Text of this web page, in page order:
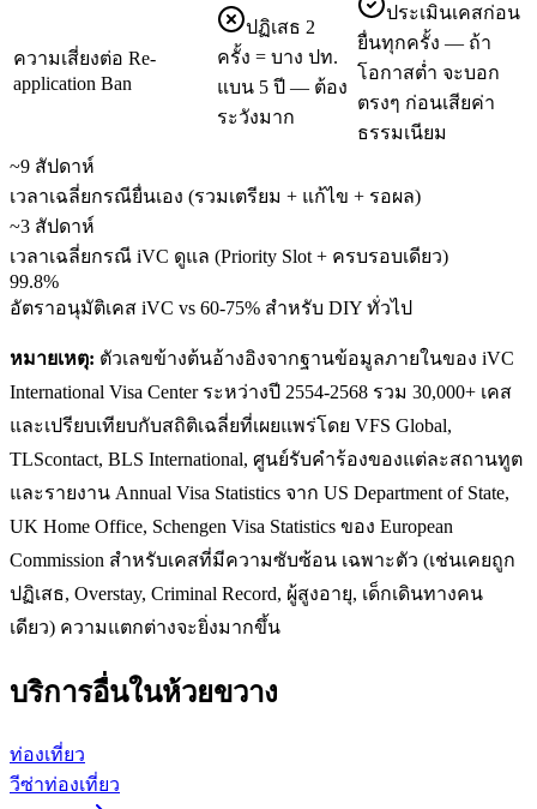
ความเสี่ยงต่อ Re-
application Ban
ปฏิเสธ 2
ครั้ง = บาง ปท.
แบน 5 ปี — ต้อง
ระวังมาก
ประเมินเคสก่อน
ยื่นทุกครั้ง — ถ้า
โอกาสต่ำ จะบอก
ตรงๆ ก่อนเสียค่า
ธรรมเนียม
~9 สัปดาห์
เวลาเฉลี่ยกรณียื่นเอง (รวมเตรียม + แก้ไข + รอผล)
~3 สัปดาห์
เวลาเฉลี่ยกรณี iVC ดูแล (Priority Slot + ครบรอบเดียว)
99.8%
อัตราอนุมัติเคส iVC vs 60-75% สำหรับ DIY ทั่วไป
หมายเหตุ: ตัวเลขข้างต้นอ้างอิงจากฐานข้อมูลภายในของ iVC
International Visa Center ระหว่างปี 2554-2568 รวม 30,000+ เคส
และเปรียบเทียบกับสถิติเฉลี่ยที่เผยแพร่โดย VFS Global,
TLScontact, BLS International, ศูนย์รับคำร้องของแต่ละสถานทูต
และรายงาน Annual Visa Statistics จาก US Department of State,
UK Home Office, Schengen Visa Statistics ของ European
Commission สำหรับเคสที่มีความซับซ้อน เฉพาะตัว (เช่นเคยถูก
ปฏิเสธ, Overstay, Criminal Record, ผู้สูงอายุ, เด็กเดินทางคน
เดียว) ความแตกต่างจะยิ่งมากขึ้น
บริการอื่นในห้วยขวาง
ท่องเที่ยว
วีซ่าท่องเที่ยว